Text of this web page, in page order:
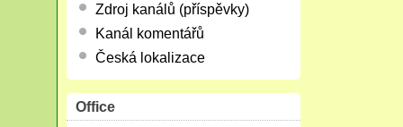
Zdroj kanálů (příspěvky)
Kanál komentářů
Česká lokalizace
Office